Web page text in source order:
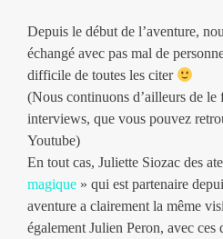
Depuis le début de l’aventure,
échangé avec pas mal de
difficile de toutes les citer
(Nous continuons d’ailleurs de le
interviews, que vous pouvez
Youtube)
En tout cas, Juliette Siozac des
magique » qui est partenaire
aventure a clairement la même
également Julien Peron, avec ces